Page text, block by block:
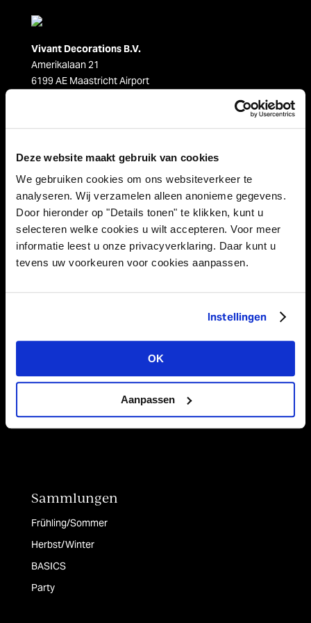
Deze website maakt gebruik van cookies
We gebruiken cookies om ons websiteverkeer te
analyseren. Wij verzamelen alleen anonieme gegevens.
Door hieronder op "Details tonen" te klikken, kunt u
selecteren welke cookies u wilt accepteren. Voor meer
informatie leest u onze privacyverklaring. Daar kunt u
tevens uw voorkeuren voor cookies aanpassen.
Instellingen
OK
Aanpassen
Vivant Decorations B.V.
Amerikalaan 21
6199 AE Maastricht Airport
Folgen Sie uns auf:
Produktkategorien
Streicher
Taschen & Boxen
Sammlungen
Frühling/Sommer
Herbst/Winter
BASICS
Party